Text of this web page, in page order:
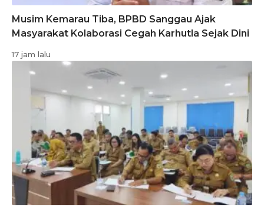
Musim Kemarau Tiba, BPBD Sanggau Ajak
Masyarakat Kolaborasi Cegah Karhutla Sejak Dini
17 jam lalu